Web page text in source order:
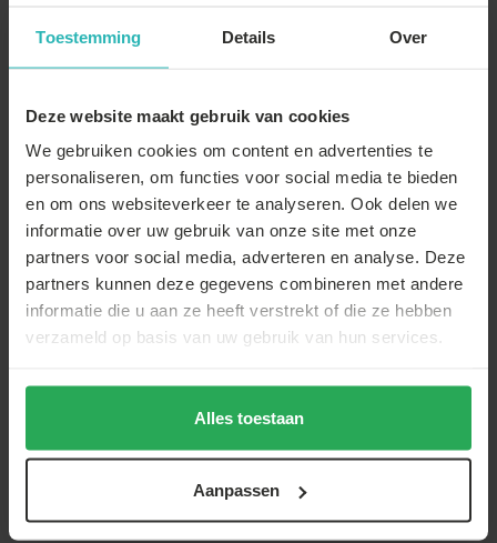
Toestemming Details Over
Deze website maakt gebruik van cookies
We gebruiken cookies om content en advertenties te
personaliseren, om functies voor social media te bieden
en om ons websiteverkeer te analyseren. Ook delen we
informatie over uw gebruik van onze site met onze
partners voor social media, adverteren en analyse. Deze
partners kunnen deze gegevens combineren met andere
informatie die u aan ze heeft verstrekt of die ze hebben
verzameld op basis van uw gebruik van hun services.
Alles toestaan
Aanpassen
Op voorraad
€199,00 €189,00
Lizzely Garden & Living
Easy up 3x4,5m blauw luxe partytent
opvouwbaar
Op voorraad
Lizzely Garden & Living